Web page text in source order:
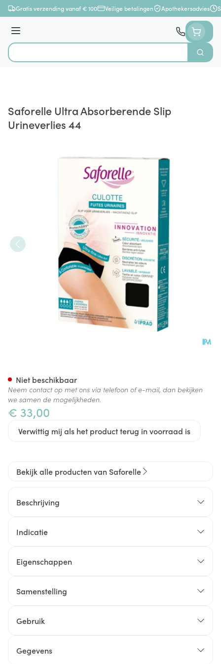
Ga naar de inhoud
Gratis verzending vanaf € 100 Veilige betalingen Apothekersadvies
Menu
Product, merk, categorie...
Zoek
Saforelle Ultra Absorberende Slip
Urineverlies 44
€ 33,00
Verwittig mij als het product terug in voorraad is
Niet beschikbaar
Neem contact op met ons via telefoon of e-mail, dan bekijken
we samen de mogelijkheden.
Bekijk alle producten van Saforelle
Beschrijving
Indicatie
Eigenschappen
Samenstelling
Gebruik
Gegevens